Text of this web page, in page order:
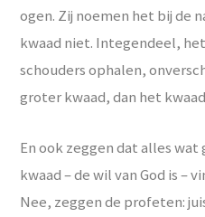
ogen. Zij noemen het bij de
kwaad niet. Integendeel,
schouders ophalen,
groter kwaad, dan het
En ook zeggen dat alles
kwaad – de wil van God is –
Nee, zeggen de profeten: